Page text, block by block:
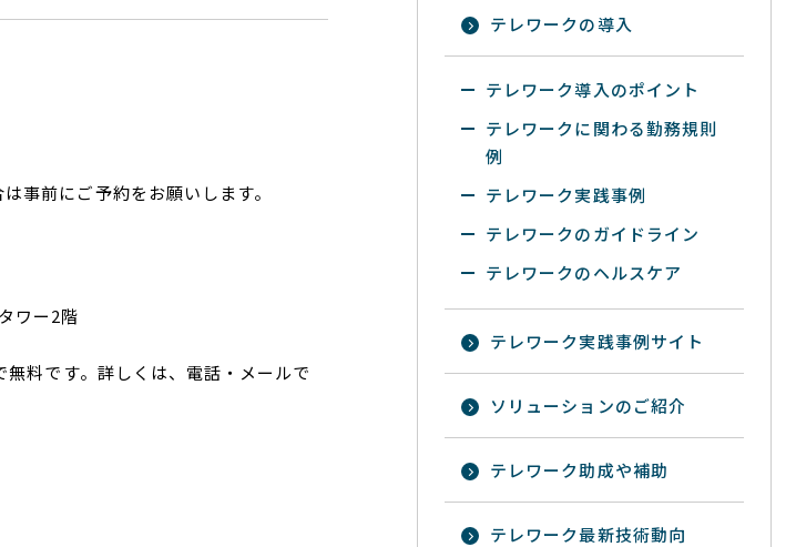
事前にご予約をお願いします。
ワー2階
料です。詳しくは、電話・メールで
テレワークの導入
テレワーク導入のポイント
テレワークに関わる勤務規則
例
テレワーク実践事例
テレワークのガイドライン
テレワークのヘルスケア
テレワーク実践事例サイト
ソリューションのご紹介
テレワーク助成や補助
テレワーク最新技術動向